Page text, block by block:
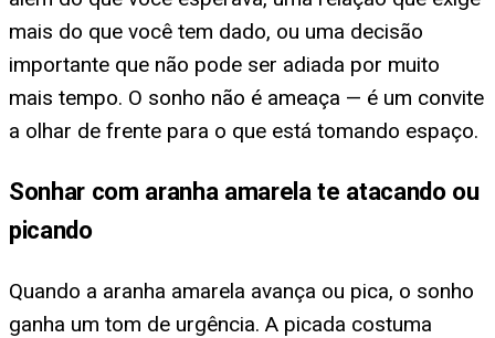
mais do que você tem dado, ou uma decisão
importante que não pode ser adiada por muito
mais tempo. O sonho não é ameaça — é um convite
a olhar de frente para o que está tomando espaço.
Sonhar com aranha amarela te atacando ou
picando
Quando a aranha amarela avança ou pica, o sonho
ganha um tom de urgência. A picada costuma